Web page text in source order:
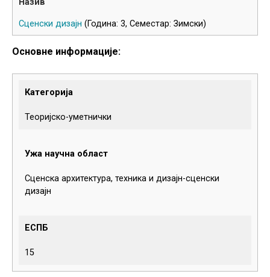
Сценски дизајн (Година: 3, Семестар: Зимски)
Основне информације:
Категорија
Теоријско-уметнички
Ужа научна област
Сценска архитектура, техника и дизајн-сценски
дизајн
ЕСПБ
15